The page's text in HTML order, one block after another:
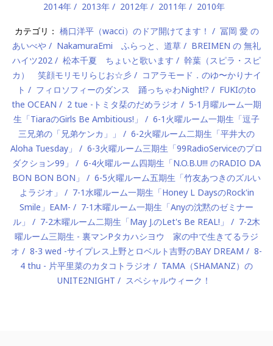
2014年
2013年 2012年 2011年 2010年
カテゴリ： 橋口洋平（wacci）のドア開けてます！
冨岡 愛 の
あいべや
NakamuraEmi ふらっと、道草
BREIMEN の 無礼
ハイツ202
松本千夏 ちょいと歌います
幹葉（スピラ・スピ
カ） 笑顔モリモリらじお☆彡
コアラモード．のゆ〜かりナイ
ト
フィロソフィーのダンス 踊っちゃわNight!?
FUKIのto
the OCEAN
2 tue -トミタ栞のだめラジオ
5-1月曜ルーム一期
生「TiaraのGirls Be Ambitious!」
6-1火曜ルーム一期生「逗子
三兄弟の「兄弟ケンカ」」
6-2火曜ルーム二期生「平井大の
Aloha Tuesday」
6-3火曜ルーム三期生「99RadioServiceのプロ
ダクション99」
6-4火曜ルーム四期生「N.O.B.U!!! のRADIO DA
BON BON BON」
6-5火曜ルーム五期生「竹友あつきのズルい
よラジオ」
7-1水曜ルーム一期生「Honey L DaysのRock'in
Smile」EAM-
7-1木曜ルーム一期生「Anyの沈黙のゼミナー
ル」
7-2木曜ルーム二期生「May J.のLet's Be REAL!」
7-2木
曜ルーム三期生 - 裏マンPタカハシヨウ 家の中で生きてるラジ
オ
8-3 wed -サイプレス上野とロベルト吉野のBAY DREAM
8-
4 thu - 片平里菜のカタコトラジオ
TAMA（SHAMANZ）の
UNITE2NIGHT
スペシャルウィーク！